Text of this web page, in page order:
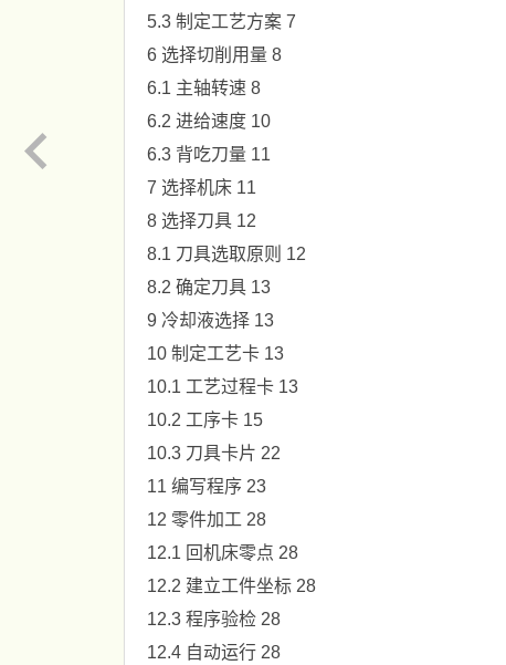
5.3 制定工艺方案 7
6 选择切削用量 8
6.1 主轴转速 8
6.2 进给速度 10
6.3 背吃刀量 11
7 选择机床 11
8 选择刀具 12
8.1 刀具选取原则 12
8.2 确定刀具 13
9 冷却液选择 13
10 制定工艺卡 13
10.1 工艺过程卡 13
10.2 工序卡 15
10.3 刀具卡片 22
11 编写程序 23
12 零件加工 28
12.1 回机床零点 28
12.2 建立工件坐标 28
12.3 程序验检 28
12.4 自动运行 28